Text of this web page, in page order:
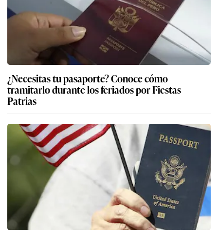
¿Necesitas tu pasaporte? Conoce cómo
tramitarlo durante los feriados por Fiestas
Patrias